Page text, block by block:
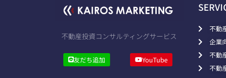
不動産投資コンサルティングサービス
友だち追加 YouTube
不動
企業
不動
不動